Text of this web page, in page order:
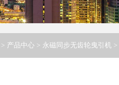
> 产品中心 > 永磁同步无齿轮曳引机 >